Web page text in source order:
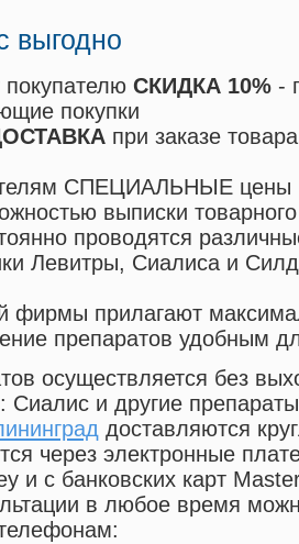
выгодно
СКИДКА 10% -
покупки
при заказе
СПЕЦИАЛЬНЫЕ цены
выписки
проводятся
Левитры, Сиалиса и
фирмы прилагают
препаратов удобным
осуществляется без
Сиалис и другие
доставляются
через электронные
и с банковских карт
в любое время